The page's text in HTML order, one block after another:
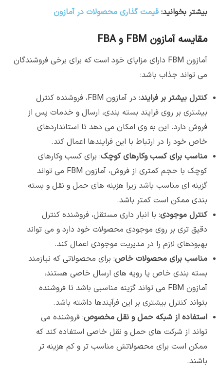
بیشتر بخوانید: قیمت گذاری محصولات در آمازون
مقایسه آمازون FBM و FBA
آمازون FBM دارای مزایای خود است که برای برخی فروشندگان
می تواند جذاب باشد:
کنترل بیشتر بر فرایند
: در آمازون FBM، فروشنده کنترل
بیشتری بر روی فرایند بسته بندی، ارسال و خدمات پس از
فروش دارد. این به وی امکان می دهد تا استانداردهای
خاص خود را در ارتباط با این فرایندها اعمال کند.
مناسب برای کسب وکارهای کوچک: برای کسب وکارهای
کوچک با حجم کمتری از فروش، آمازون FBM می تواند
گزینه ای مناسب باشد زیرا هزینه های حمل و نقل و بسته
بندی ممکن است کمتر باشد.
کنترل موجودی: با انبار داری مستقل، فروشنده کنترل
دقیق تری بر روی موجودی محصولات خود دارد و می تواند
بهبودهای لازم را در مدیریت موجودی اعمال کند.
مناسب برای محصولات خاص: برای محصولاتی که نیازمند
بسته بندی خاص یا رویه های ارسال خاصی هستند،
آمازون FBM می تواند گزینه مناسبی باشد تا فروشنده
بتواند کنترل بیشتری بر این فرآیندها داشته باشد.
استفاده از شبکه حمل و نقل مخصوص: فروشنده می
تواند از شرکت های حمل و نقل خاصی استفاده کند که
ممکن است برای محصولاتش مناسب تر و کم هزینه تر
باشند.